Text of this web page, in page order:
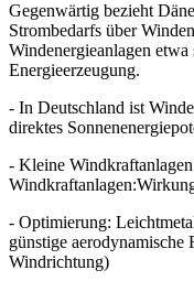
Gegenwärtig bezieht
Strombedarfs über
Windenergieanlagen etwa
Energieerzeugung.
- In Deutschland ist
direktes
- Kleine
- Optimierung:
günstige
Windrichtung)